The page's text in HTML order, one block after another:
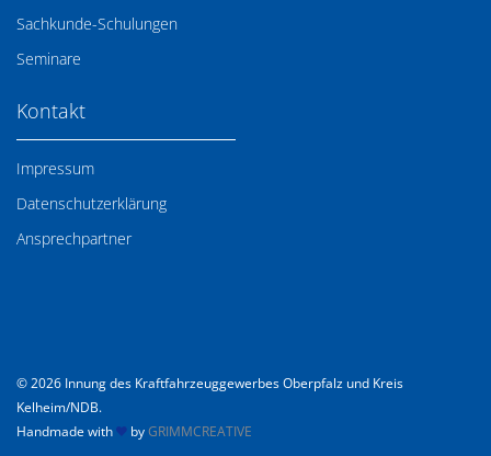
Sachkunde-Schulungen
Seminare
Kontakt
Impressum
Datenschutzerklärung
Ansprechpartner
© 2026 Innung des Kraftfahrzeuggewerbes Oberpfalz und Kreis
Kelheim/NDB.
Handmade with
byGRIMMCREATIVE